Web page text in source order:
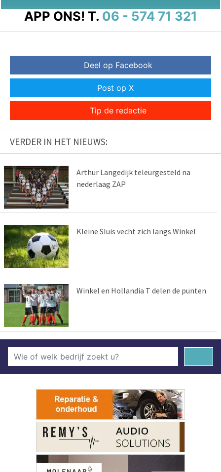
APP ONS! T. 06 - 574 71 321
Deel op Facebook
Post op X
Tip de redactie
VERDER IN HET NIEUWS:
Arthur Langedijk teleurgesteld na
nederlaag ZAP
Kleine Sluis vecht zich langs Winkel
Winkel en Hollandia T delen de punten